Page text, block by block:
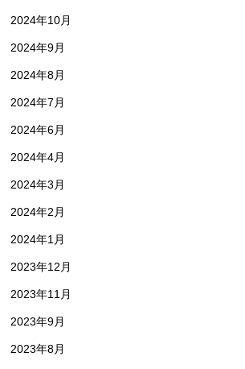
2024年10月
2024年9月
2024年8月
2024年7月
2024年6月
2024年4月
2024年3月
2024年2月
2024年1月
2023年12月
2023年11月
2023年9月
2023年8月